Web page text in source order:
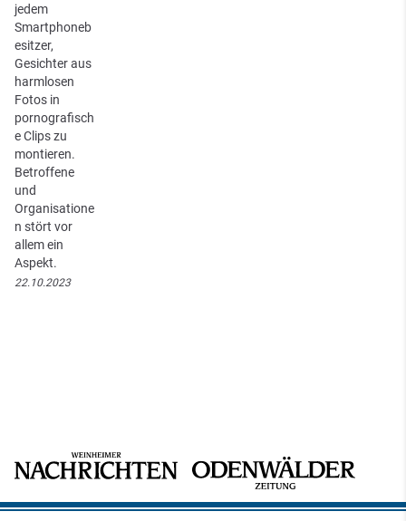
jedem
Smartphoneb
esitzer,
Gesichter aus
harmlosen
Fotos in
pornografisch
e Clips zu
montieren.
Betroffene
und
Organisatione
n stört vor
allem ein
Aspekt.
22.10.2023